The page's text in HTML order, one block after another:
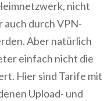
nicht
durch VPN-
Aber natürlich
einfach nicht die
Hier sind Tarife mit
Upload- und